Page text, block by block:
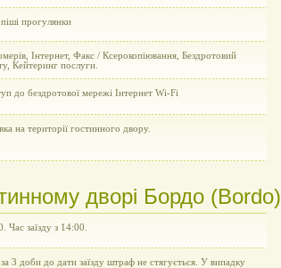
прогулянки
Інтернет, Факс / Ксерокопіювання, Бездротовий
Кейтеринг послуги.
до бездротової мережі Інтернет Wi-Fi
на території гостинного двору.
дворі Бордо (Bordо)
Час заїзду з 14:00.
3 доби до дати заїзду штраф не стягується. У випадку